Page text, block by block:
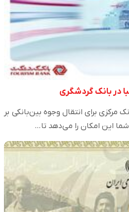
در بانک گردشگری
مرکزی برای انتقال وجوه بین‌بانکی بر
این امکان را می‌د‌هد تا…